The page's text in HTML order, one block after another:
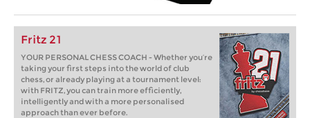
Fritz 21
YOUR PERSONAL CHESS COACH - Whether you’re
taking your first steps into the world of club
chess, or already playing at a tournament level:
with FRITZ, you can train more efficiently,
intelligently and with a more personalised
approach than ever before.